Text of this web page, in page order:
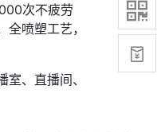


次不疲劳
全喷塑工艺，
室、直播间、